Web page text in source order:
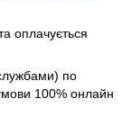
оплачується
по
100% онлайн